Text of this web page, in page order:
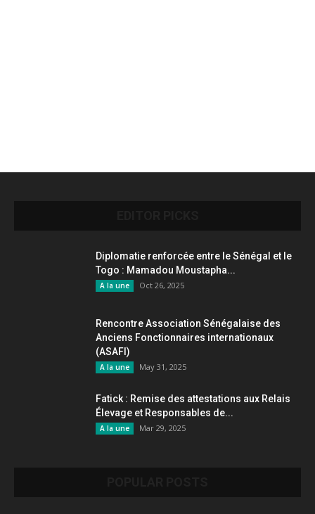
Diplomatie renforcée entre le Sénégal et le
Togo : Mamadou Moustapha...
A la une Oct 26, 2025
Rencontre Association Sénégalaise des
Anciens Fonctionnaires internationaux
(ASAFI)
A la une May 31, 2025
Fatick : Remise des attestations aux Relais
Élevage et Responsables de...
A la une Mar 29, 2025